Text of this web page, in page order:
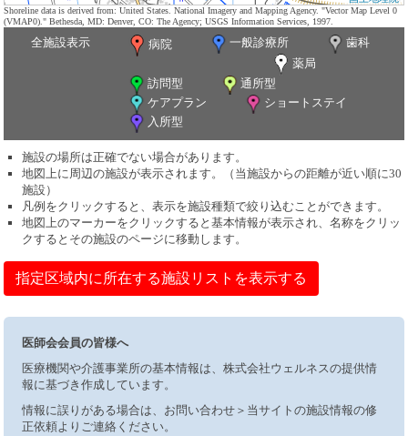
Shoreline data is derived from: United States. National Imagery and Mapping Agency. "Vector Map Level 0
(VMAP0)." Bethesda, MD: Denver, CO: The Agency; USGS Information Services, 1997.
全施設表示 病院 一般診療所
歯科
薬局
訪問型
通所型
ケアプラン
ショートステイ
入所型
施設の場所は正確でない場合があります。
地図上に周辺の施設が表示されます。（当施設からの距離が近い順に30
施設）
凡例をクリックすると、表示を施設種類で絞り込むことができます。
地図上のマーカーをクリックすると基本情報が表示され、名称をクリッ
クするとその施設のページに移動します。
指定区域内に所在する施設リストを表示する
医師会会員の皆様へ
医療機関や介護事業所の基本情報は、株式会社ウェルネスの提供情
報に基づき作成しています。
情報に誤りがある場合は、お問い合わせ＞当サイトの施設情報の修
正依頼よりご連絡ください。